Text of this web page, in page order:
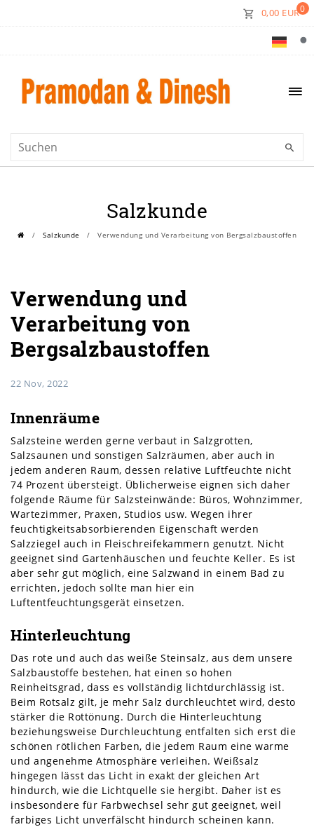
0
0,00 EUR
Salzkunde
Salzkunde Verwendung und Verarbeitung von Bergsalzbaustoffen
Verwendung und
Verarbeitung von
Bergsalzbaustoffen
22 Nov, 2022
Innenräume
Salzsteine werden gerne verbaut in Salzgrotten,
Salzsaunen und sonstigen Salzräumen, aber auch in
jedem anderen Raum, dessen relative Luftfeuchte nicht
74 Prozent übersteigt. Üblicherweise eignen sich daher
folgende Räume für Salzsteinwände: Büros, Wohnzimmer,
Wartezimmer, Praxen, Studios usw. Wegen ihrer
feuchtigkeitsabsorbierenden Eigenschaft werden
Salzziegel auch in Fleischreifekammern genutzt. Nicht
geeignet sind Gartenhäuschen und feuchte Keller. Es ist
aber sehr gut möglich, eine Salzwand in einem Bad zu
errichten, jedoch sollte man hier ein
Luftentfeuchtungsgerät einsetzen.
Hinterleuchtung
Das rote und auch das weiße Steinsalz, aus dem unsere
Salzbaustoffe bestehen, hat einen so hohen
Reinheitsgrad, dass es vollständig lichtdurchlässig ist.
Beim Rotsalz gilt, je mehr Salz durchleuchtet wird, desto
stärker die Rottönung. Durch die Hinterleuchtung
beziehungsweise Durchleuchtung entfalten sich erst die
schönen rötlichen Farben, die jedem Raum eine warme
und angenehme Atmosphäre verleihen. Weißsalz
hingegen lässt das Licht in exakt der gleichen Art
hindurch, wie die Lichtquelle sie hergibt. Daher ist es
insbesondere für Farbwechsel sehr gut geeignet, weil
farbiges Licht unverfälscht hindurch scheinen kann.